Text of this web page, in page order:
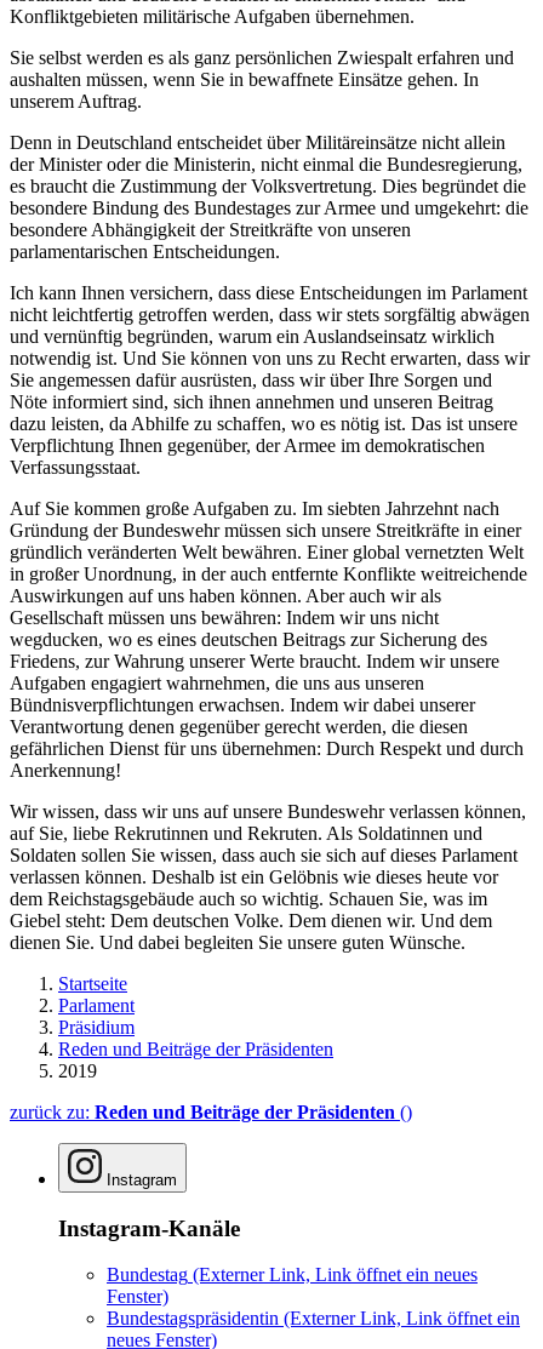
Konfliktgebieten militärische Aufgaben übernehmen.
Sie selbst werden es als ganz persönlichen Zwiespalt erfahren und
aushalten müssen, wenn Sie in bewaffnete Einsätze gehen. In
unserem Auftrag.
Denn in Deutschland entscheidet über Militäreinsätze nicht allein
der Minister oder die Ministerin, nicht einmal die Bundesregierung,
es braucht die Zustimmung der Volksvertretung. Dies begründet die
besondere Bindung des Bundestages zur Armee und umgekehrt: die
besondere Abhängigkeit der Streitkräfte von unseren
parlamentarischen Entscheidungen.
Ich kann Ihnen versichern, dass diese Entscheidungen im Parlament
nicht leichtfertig getroffen werden, dass wir stets sorgfältig abwägen
und vernünftig begründen, warum ein Auslandseinsatz wirklich
notwendig ist. Und Sie können von uns zu Recht erwarten, dass wir
Sie angemessen dafür ausrüsten, dass wir über Ihre Sorgen und
Nöte informiert sind, sich ihnen annehmen und unseren Beitrag
dazu leisten, da Abhilfe zu schaffen, wo es nötig ist. Das ist unsere
Verpflichtung Ihnen gegenüber, der Armee im demokratischen
Verfassungsstaat.
Auf Sie kommen große Aufgaben zu. Im siebten Jahrzehnt nach
Gründung der Bundeswehr müssen sich unsere Streitkräfte in einer
gründlich veränderten Welt bewähren. Einer global vernetzten Welt
in großer Unordnung, in der auch entfernte Konflikte weitreichende
Auswirkungen auf uns haben können. Aber auch wir als
Gesellschaft müssen uns bewähren: Indem wir uns nicht
wegducken, wo es eines deutschen Beitrags zur Sicherung des
Friedens, zur Wahrung unserer Werte braucht. Indem wir unsere
Aufgaben engagiert wahrnehmen, die uns aus unseren
Bündnisverpflichtungen erwachsen. Indem wir dabei unserer
Verantwortung denen gegenüber gerecht werden, die diesen
gefährlichen Dienst für uns übernehmen: Durch Respekt und durch
Anerkennung!
Wir wissen, dass wir uns auf unsere Bundeswehr verlassen können,
auf Sie, liebe Rekrutinnen und Rekruten. Als Soldatinnen und
Soldaten sollen Sie wissen, dass auch sie sich auf dieses Parlament
verlassen können. Deshalb ist ein Gelöbnis wie dieses heute vor
dem Reichstagsgebäude auch so wichtig. Schauen Sie, was im
Giebel steht: Dem deutschen Volke. Dem dienen wir. Und dem
dienen Sie. Und dabei begleiten Sie unsere guten Wünsche.
Startseite
Parlament
Präsidium
Reden und Beiträge der Präsidenten
2019
zurück zu: Reden und Beiträge der Präsidenten ()
Instagram
Instagram-Kanäle
Bundestag (Externer Link, Link öffnet ein neues
Fenster)
Bundestagspräsidentin (Externer Link, Link öffnet ein
neues Fenster)